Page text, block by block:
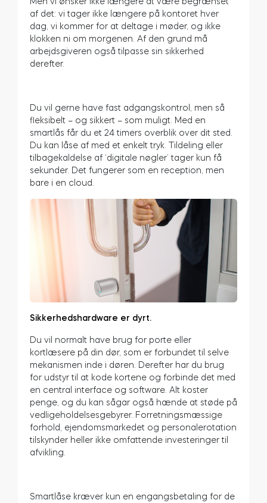
af det: vi tager ikke længere på kontoret hver
dag, vi kommer for at deltage i møder, og ikke
klokken ni om morgenen. Af den grund må
arbejdsgiveren også tilpasse sin sikkerhed
derefter.
Du vil gerne have fast adgangskontrol, men så
fleksibelt – og sikkert – som muligt. Med en
smartlås får du et 24 timers overblik over dit sted.
Du kan låse af med et enkelt tryk. Tildeling eller
tilbagekaldelse af ‘digitale nøgler’ tager kun få
sekunder. Det fungerer som en reception, men
bare i en cloud.
Sikkerhedshardware er dyrt.
Du vil normalt have brug for porte eller
kortlæsere på din dør, som er forbundet til selve
mekanismen inde i døren. Derefter har du brug
for udstyr til at kode kortene og forbinde det med
en central interface og software. Alt koster
penge, og du kan sågar også hænde at støde på
vedligeholdelsesgebyrer. Forretningsmæssige
forhold, ejendomsmarkedet og personalerotation
tilskynder heller ikke omfattende investeringer til
afvikling.
Smartlåse kræver kun en engangsbetaling for de